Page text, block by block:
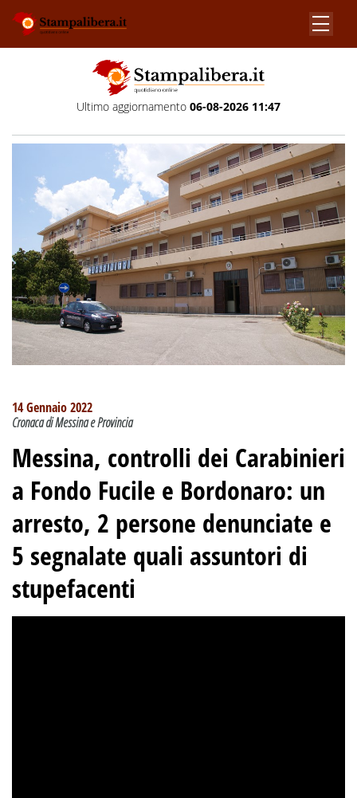
Ultimo aggiornamento 06-08-2026 11:47
14 Gennaio 2022
Cronaca di Messina e Provincia
Messina, controlli dei Carabinieri
a Fondo Fucile e Bordonaro: un
arresto, 2 persone denunciate e
5 segnalate quali assuntori di
stupefacenti